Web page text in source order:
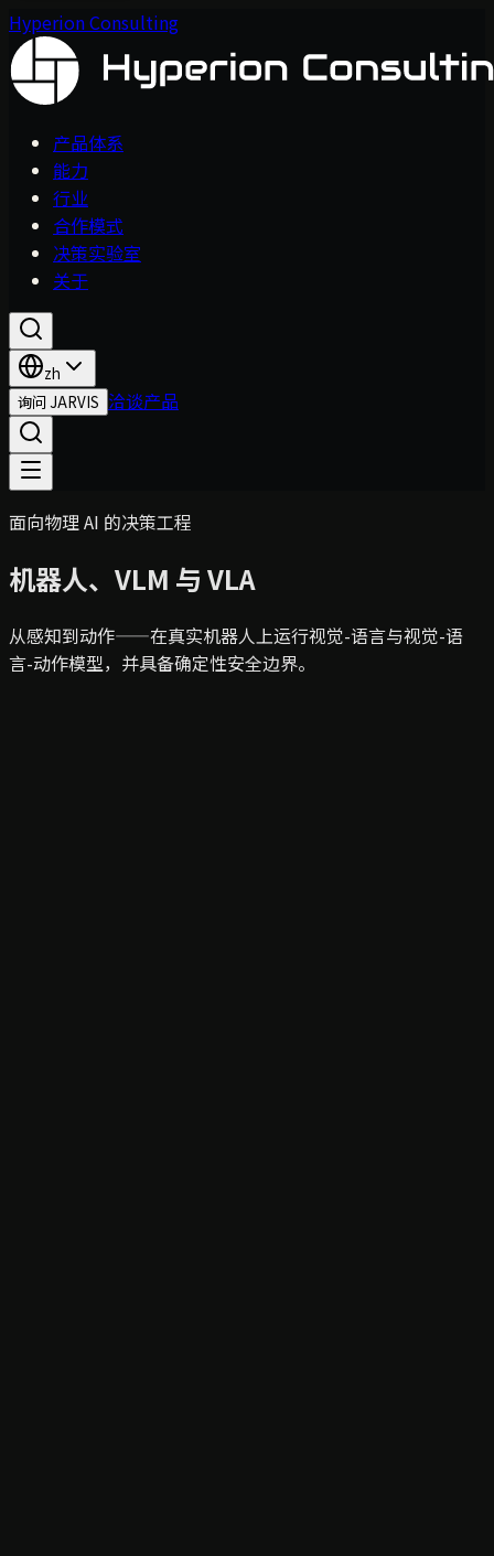
Hyperion Consulting
产品体系
能力
行业
合作模式
决策实验室
关于
zh
询问 JARVIS 洽谈产品
面向物理 AI 的决策工程
机器人、VLM 与 VLA
从感知到动作——在真实机器人上运行视觉-语言与视觉-语
言-动作模型，并具备确定性安全边界。